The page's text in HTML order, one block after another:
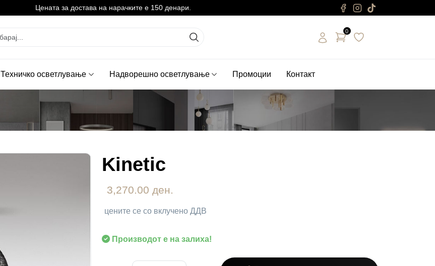
Цената за достава на нарачките е 150 денари.
0
Техничко осветлување Надворешно осветлување Промоции Контакт
Kinetic
3,270.00 ден.
цените се со вклучено ДДВ
Производот е на залиха!